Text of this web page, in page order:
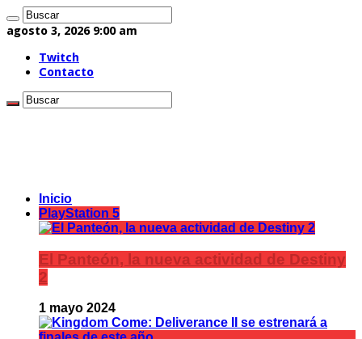
agosto 3, 2026 9:00 am
Twitch
Contacto
Inicio
PlayStation 5
El Panteón, la nueva actividad de Destiny
2
1 mayo 2024